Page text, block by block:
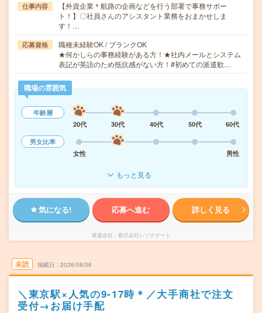
仕事内容
【外資企業＊航路の企画などを行う部署で事務サポー
ト！】〇社員さんのアシスタント業務をおまかせしま
す！…
応募資格
職種未経験OK / ブランクOK
★何かしらの事務経験がある方！★社内メールとシステム
表記が英語のため抵抗感がない方！#初めての派遣歓…
職場の雰囲気
年齢層
20代
30代 40代 50代
60代
男女比率
女性
男性
もっと見る
気になる! 応募へ進む 詳しく見る
派遣会社 株式会社レゾナゲート
未読 掲載日 2026/08/06
＼東京駅×人気の9-17時＊／大手商社で注文
受付→お届け手配